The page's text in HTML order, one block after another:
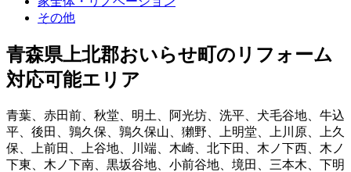
その他
青森県上北郡おいらせ町のリフォーム
対応可能エリア
青葉 赤田前 秋堂 明土 阿光坊 洗平 犬毛谷地
牛込
平
後田 鶉久保 鶉久保山 獺野 上明堂 上川原
上久
保
上前田 上谷地 川端 木崎 北下田 木ノ下西
木ノ
下東
木ノ下南 黒坂谷地 小前谷地 境田 三本木
下明